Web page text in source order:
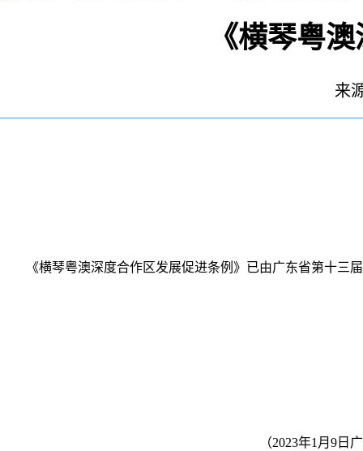
《横琴粤
来
《横琴粤澳深度合作区发展促进条例》已由广东省第十三届
（2023年1月9